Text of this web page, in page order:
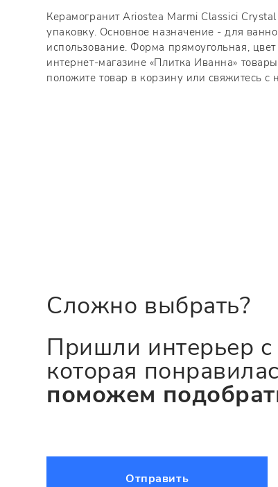
Керамогранит Ariostea Marmi Classici
упаковку. Основное назначение - для
использование. Форма прямоугольная,
интернет-магазине «Плитка Иванна»
положите товар в корзину или свяжитесь
Сложно выбрать?
Пришли интерьер с
которая
поможем
Отправить